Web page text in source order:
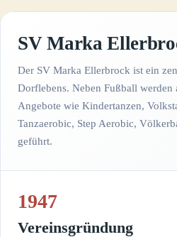
SV Marka
Der SV Marka Ellerbrock ist ein
Dorflebens. Neben Fußball werden
Angebote wie Kindertanzen,
Tanzaerobic, Step Aerobic,
geführt.
1947
Vereinsgründung